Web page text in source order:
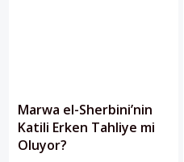
Marwa el-Sherbini’nin
Katili Erken Tahliye mi
Oluyor?